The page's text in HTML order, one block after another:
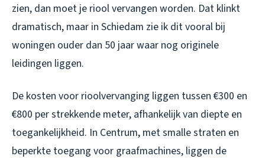
zien, dan moet je riool vervangen worden. Dat klinkt
dramatisch, maar in Schiedam zie ik dit vooral bij
woningen ouder dan 50 jaar waar nog originele
leidingen liggen.
De kosten voor rioolvervanging liggen tussen €300 en
€800 per strekkende meter, afhankelijk van diepte en
toegankelijkheid. In Centrum, met smalle straten en
beperkte toegang voor graafmachines, liggen de